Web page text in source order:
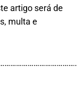
artigo será de
multa e